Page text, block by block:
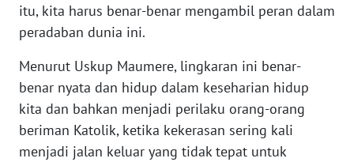
itu, kita harus benar-benar mengambil peran dalam
peradaban dunia ini.
Menurut Uskup Maumere, lingkaran ini benar-
benar nyata dan hidup dalam keseharian hidup
kita dan bahkan menjadi perilaku orang-orang
beriman Katolik, ketika kekerasan sering kali
menjadi jalan keluar yang tidak tepat untuk
SULTENG
SULBAR
WN
BABEL